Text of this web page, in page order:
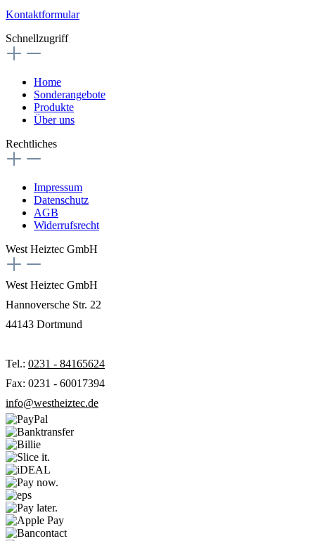
Kontaktformular
Schnellzugriff
Home
Sonderangebote
Produkte
Über uns
Rechtliches
Impressum
Datenschutz
AGB
Widerrufsrecht
West Heiztec GmbH
West Heiztec GmbH
Hannoversche Str. 22
44143 Dortmund
Tel.: 0231 - 84165624
Fax: 0231 - 60017394
info@westheiztec.de